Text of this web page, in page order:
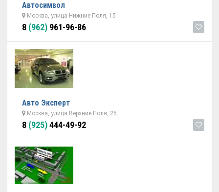
Автосимвол
Москва, улица Нижние Поля, 15
8 (962) 961-96-86
Авто Эксперт
Москва, улица Верхние Поля, 25
8 (925)444-49-92